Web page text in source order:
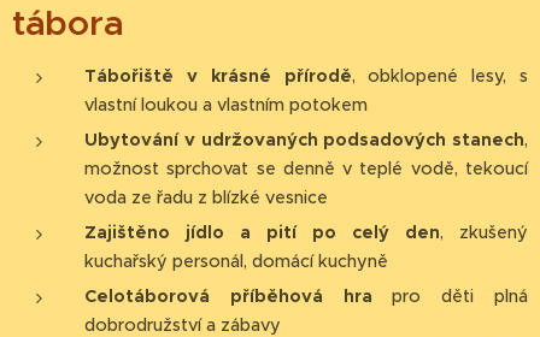
tábora
Tábořiště v krásné přírodě, obklopené lesy, s
vlastní loukou a vlastním potokem
Ubytování v udržovaných podsadových stanech,
možnost sprchovat se denně v teplé vodě, tekoucí
voda ze řadu z blízké vesnice
Zajištěno jídlo a pití po celý den, zkušený
kuchařský personál, domácí kuchyně
Celotáborová příběhová hrapro děti plná
dobrodružství a zábavy